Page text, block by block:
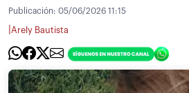
Publicación: 05/06/2026 11:15
Arely Bautista